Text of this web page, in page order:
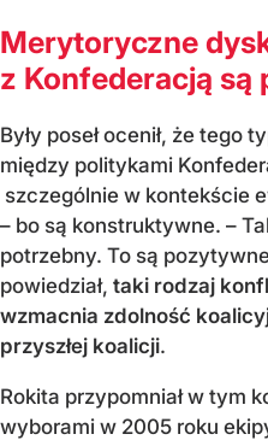
Merytoryczne
z Konfederacją są
Były poseł ocenił, że tego
między politykami
szczególnie w kontekście
– bo są konstruktywne. –
potrzebny. To są
powiedział, taki rodzaj
wzmacnia zdolność
przyszłej koalicji.
Rokita przypomniał w tym
wyborami w 2005 roku